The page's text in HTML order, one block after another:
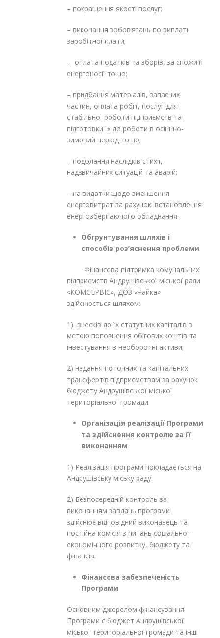
– покращення якості послуг;
– виконання зобов’язань по виплаті
заробітної плати;
– оплата податків та зборів, за спожиті
енергоносії тощо;
– придбання матеріалів, запасних
частин, оплата робіт, послуг для
стабільної роботи підприємств та
підготовки їх до роботи в осінньо-
зимовий період тощо;
– подолання наслідків стихії,
надзвичайних ситуацій та аварій;
– на видатки щодо зменшення
енерговитрат за рахунок: встановлення
енергозберігаючого обладнання.
Обгрунтування шляхів і
способів роз’яснення проблеми
Фінансова підтримка комунальних
підприємств Андрушівської міської ради
«КОМСЕРВІС», ДОЗ «Чайка»
здійснюється шляхом:
1) внесків до їх статутних капіталів з
метою поповнення обігових коштів та
інвестування в необоротні активи;
2) надання поточних та капітальних
трансфертів підприємствам за рахунок
бюджету Андрушівської міської
територіальної громади.
Організація реалізації Програми
та здійснення контролю за її
виконанням
1) Реалізація програми покладається на
Андрушівську міську раду.
2) Безпосередній контроль за
виконанням завдань програми
здійснює відповідний виконавець та
постійна комісія з питань соціально-
економічного розвитку, бюджету та
фінансів.
Фінансова забезпеченість
Програми
Основним джерелом фінансування
Програми є бюджет Андрушівської
міської територіальної громади та інші